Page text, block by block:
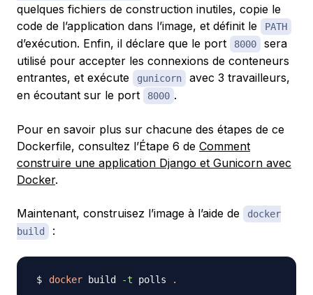
quelques fichiers de construction inutiles, copie le
code de l’application dans l’image, et définit le
PATH
d’exécution. Enfin, il déclare que le port 8000
sera
utilisé pour accepter les connexions de conteneurs
entrantes, et exécute
gunicorn
avec 3 travailleurs,
en écoutant sur le port
8000 .
Pour en savoir plus sur chacune des étapes de ce
Dockerfile, consultez l’Étape 6 de Comment
construire une application Django et Gunicorn avec
Docker.
Maintenant, construisez l’image à l’aide de
docker
build
:
docker build -t polls .